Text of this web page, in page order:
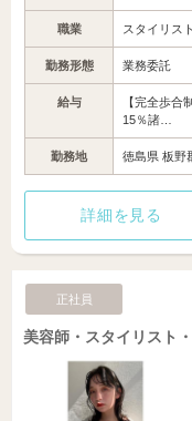
職業 スタイリスト
勤務形態 業務委託
給与
【完全歩
15％諸…
勤務地 徳島県 板野
詳細を見る
正社員
美容師・スタイリスト